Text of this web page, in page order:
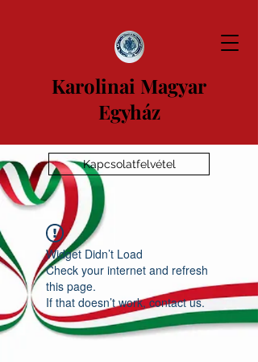
Karolinai Magyar
Egyház
Kapcsolatfelvétel
Widget Didn’t Load
Check your internet and refresh
this page.
If that doesn’t work, contact us.